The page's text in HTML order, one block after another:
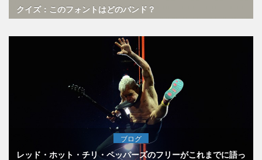
クイズ：このフォントはどのバンド？
ブログ
レッド・ホット・チリ・ペッパーズのフリーがこれまでに語っ